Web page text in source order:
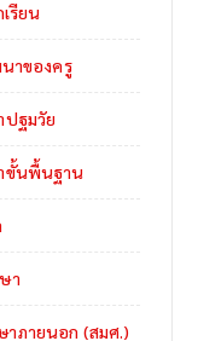
รียน
าของครู
ปฐมวัย
ขั้นพื้นฐาน
า
ภายนอก (สมศ.)